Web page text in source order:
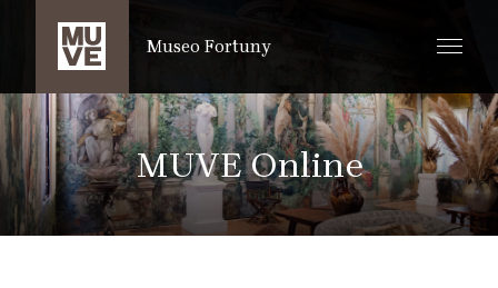
SALTA AL CONTENUTO PRINCIPALE
Museo Fortuny
MUVE Online